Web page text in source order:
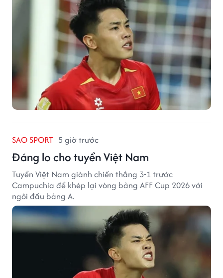
SAO SPORT 5 giờ trước
Đáng lo cho tuyển Việt Nam
Tuyển Việt Nam giành chiến thắng 3-1 trước
Campuchia để khép lại vòng bảng AFF Cup 2026 với
ngôi đầu bảng A.